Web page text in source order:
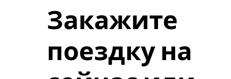
Закажите
поездку на